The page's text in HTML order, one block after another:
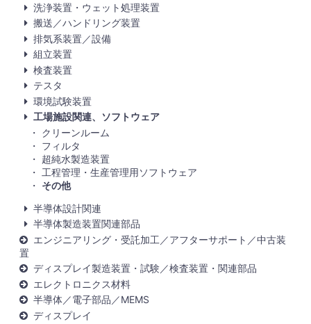
洗浄装置・ウェット処理装置
搬送／ハンドリング装置
排気系装置／設備
組立装置
検査装置
テスタ
環境試験装置
工場施設関連、ソフトウェア
クリーンルーム
フィルタ
超純水製造装置
工程管理・生産管理用ソフトウェア
その他
半導体設計関連
半導体製造装置関連部品
エンジニアリング・受託加工／アフターサポート／中古装
置
ディスプレイ製造装置・試験／検査装置・関連部品
エレクトロニクス材料
半導体／電子部品／MEMS
ディスプレイ